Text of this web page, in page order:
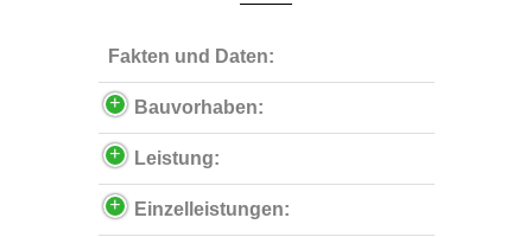
Fakten und Daten:
Bauvorhaben:
Leistung:
Einzelleistungen: